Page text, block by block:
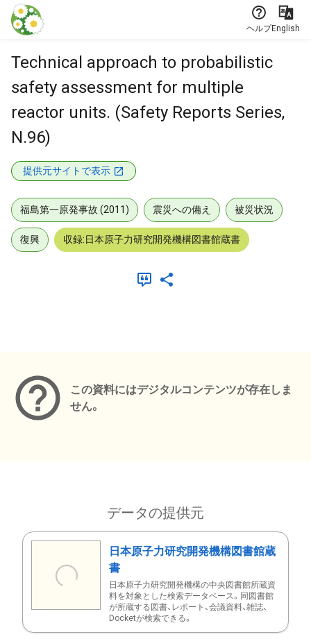
本文に飛ぶ
ヘルプEnglish
Technical approach to probabilistic
safety assessment for multiple
reactor units. (Safety Reports Series,
N.96)
提供元サイトで表示
福島第一原発事故 (2011) 震災への備え 被災状況
復興 収録:日本原子力研究開発機構図書館蔵書
この資料にはデジタルコンテンツが存在しま
せん。
データの提供元
日本原子力研究開発機構図書館蔵
書
日本原子力研究開発機構の中央図書館所蔵資
料を対象とした検索データベース。同図書館
が所蔵する図書、レポート、会議資料、雑誌、
Docketが検索できる。